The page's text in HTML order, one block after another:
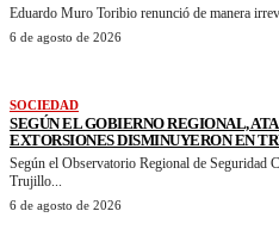
Eduardo Muro Toribio renunció de manera
6 de agosto de 2026
SOCIEDAD
SEGÚN EL GOBIERNO REGIONAL,
EXTORSIONES DISMINUYERON EN
Según el Observatorio Regional de Seguridad
Trujillo...
6 de agosto de 2026